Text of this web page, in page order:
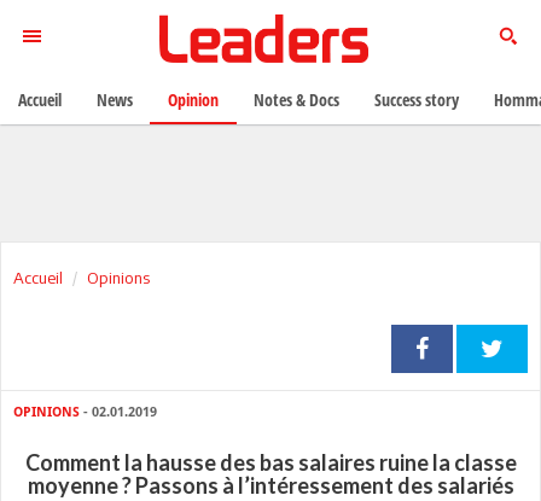
Accueil Opinions
OPINIONS - 02.01.2019
Comment la hausse des bas salaires ruine la classe
moyenne ? Passons à l’intéressement des salariés
Accueil News Opinion Notes & Docs Success story